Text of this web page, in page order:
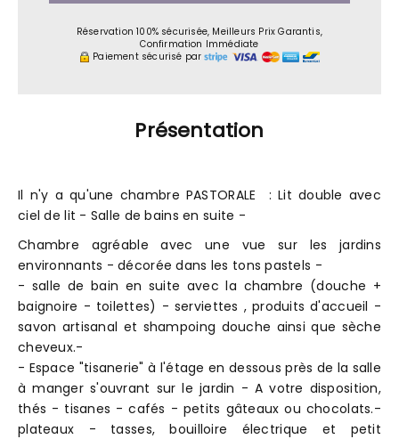
Réservation 100% sécurisée, Meilleurs Prix Garantis,
Confirmation Immédiate
Paiement sécurisé par
Présentation
Il n'y a qu'une chambre PASTORALE : Lit double avec
ciel de lit - Salle de bains en suite -
Chambre agréable avec une vue sur les jardins
environnants - décorée dans les tons pastels -
- salle de bain en suite avec la chambre (douche +
baignoire - toilettes) - serviettes , produits d'accueil -
savon artisanal et shampoing douche ainsi que sèche
cheveux.-
- Espace "tisanerie" à l'étage en dessous près de la salle
à manger s'ouvrant sur le jardin - A votre disposition,
thés - tisanes - cafés - petits gâteaux ou chocolats.-
plateaux - tasses, bouilloire électrique et petit